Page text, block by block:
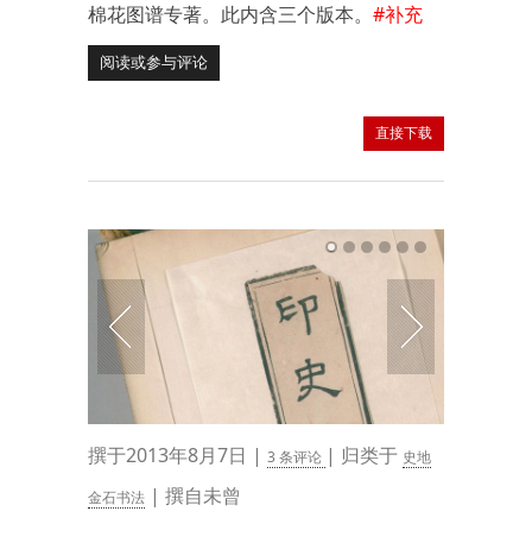
棉花图谱专著。此内含三个版本。 #补充
阅读或参与评论
直接下载
撰于2013年8月7日 | 3 条评论 | 归类于 史地
金石书法 | 撰自未曾